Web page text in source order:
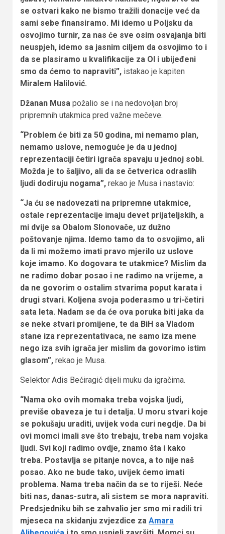
se ostvari kako ne bismo tražili donacije već da
sami sebe finansiramo. Mi idemo u Poljsku da
osvojimo turnir, za nas će sve osim osvajanja biti
neuspjeh, idemo sa jasnim ciljem da osvojimo to i
da se plasiramo u kvalifikacije za OI i ubijeđeni
smo da ćemo to napraviti”, istakao je kapiten
Miralem Halilović.
Džanan Musa požalio se i na nedovoljan broj
pripremnih utakmica pred važne mečeve.
“Problem će biti za 50 godina, mi nemamo plan,
nemamo uslove, nemoguće je da u jednoj
reprezentaciji četiri igrača spavaju u jednoj sobi.
Možda je to šaljivo, ali da se četverica odraslih
ljudi dodiruju nogama”, rekao je Musa i nastavio:
“Ja ću se nadovezati na pripremne utakmice,
ostale reprezentacije imaju devet prijateljskih, a
mi dvije sa Obalom Slonovače, uz dužno
poštovanje njima. Idemo tamo da to osvojimo, ali
da li mi možemo imati pravo mjerilo uz uslove
koje imamo. Ko dogovara te utakmice? Mislim da
ne radimo dobar posao i ne radimo na vrijeme, a
da ne govorim o ostalim stvarima poput karata i
drugi stvari. Koljena svoja poderasmo u tri-četiri
sata leta. Nadam se da će ova poruka biti jaka da
se neke stvari promijene, te da BiH sa Vladom
stane iza reprezentativaca, ne samo iza mene
nego iza svih igrača jer mislim da govorimo istim
glasom”, rekao je Musa.
Selektor Adis Bećiragić dijeli muku da igračima.
“Nama oko ovih momaka treba vojska ljudi,
previše obaveza je tu i detalja. U moru stvari koje
se pokušaju uraditi, uvijek voda curi negdje. Da bi
ovi momci imali sve što trebaju, treba nam vojska
ljudi. Svi koji radimo ovdje, znamo šta i kako
treba. Postavlja se pitanje novca, a to nije naš
posao. Ako ne bude tako, uvijek ćemo imati
problema. Nama treba način da se to riješi. Neće
biti nas, danas-sutra, ali sistem se mora napraviti.
Predsjedniku bih se zahvalio jer smo mi radili tri
mjeseca na skidanju zvjezdice za Amara